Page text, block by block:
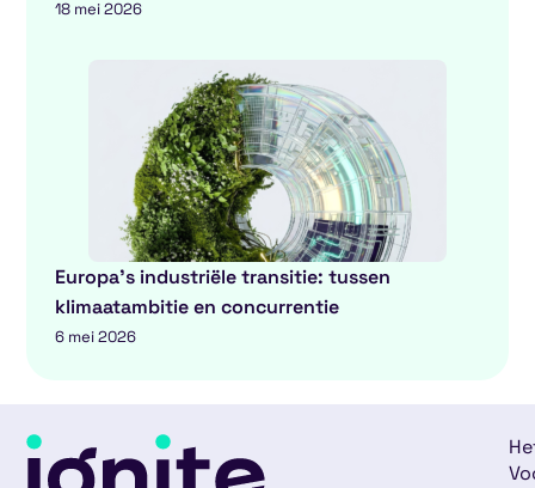
18 mei 2026
Europa’s industriële transitie: tussen
klimaatambitie en concurrentie
6 mei 2026